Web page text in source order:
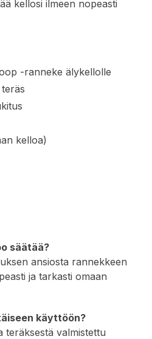
kellosi ilmeen nopeasti
-ranneke älykellolle
kelloa)
säätää?
ansiosta rannekkeen
ja tarkasti omaan
käyttöön?
teräksestä valmistettu